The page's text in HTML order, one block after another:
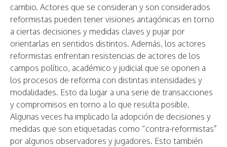
cambio. Actores que se consideran y son considerados
reformistas pueden tener visiones antagónicas en torno
a ciertas decisiones y medidas claves y pujar por
orientarlas en sentidos distintos. Además, los actores
reformistas enfrentan resistencias de actores de los
campos político, académico y judicial que se oponen a
los procesos de reforma con distintas intensidades y
modalidades. Esto da lugar a una serie de transacciones
y compromisos en torno a lo que resulta posible.
Algunas veces ha implicado la adopción de decisiones y
medidas que son etiquetadas como “contra-reformistas”
por algunos observadores y jugadores. Esto también